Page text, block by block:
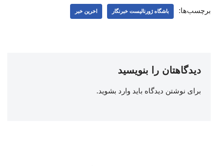
برچسب‌ها: باشگاه ژورنالیست خبرنگار اخرین خبر
دیدگاهتان را بنویسید
برای نوشتن دیدگاه باید وارد بشوید.